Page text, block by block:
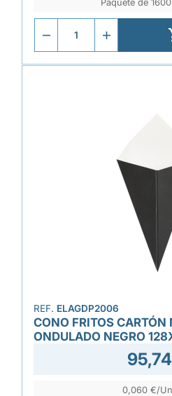
Paquete de
REF. ELAGDP2006
CONO FRITOS
ONDULADO NEGRO
0,060 €/